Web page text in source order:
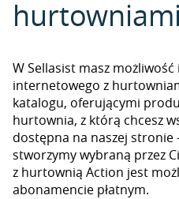
W Sellasist masz
internetowego z
katalogu, oferującymi
hurtownia, z którą chcesz
dostępna na naszej
stworzymy wybraną przez
z hurtownią Action jest
abonamencie płatnym.